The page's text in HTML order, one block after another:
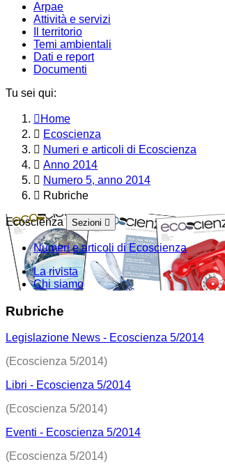
Arpae
Attività e servizi
Il territorio
Temi ambientali
Dati e report
Documenti
Tu sei qui:
Home
Ecoscienza
Numeri e articoli di Ecoscienza
Anno 2014
Numero 5, anno 2014
Rubriche
Ecoscienza Sezioni
Numeri e articoli di Ecoscienza
La rivista
Chi siamo
Rubriche
Legislazione News - Ecoscienza 5/2014
(Ecoscienza 5/2014)
Libri - Ecoscienza 5/2014
(Ecoscienza 5/2014)
Eventi - Ecoscienza 5/2014
(Ecoscienza 5/2014)